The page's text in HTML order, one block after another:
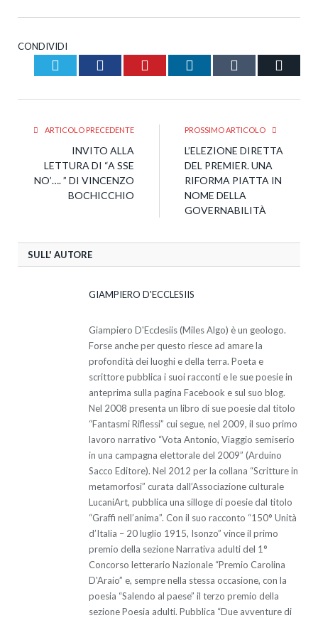
CONDIVIDI
Twitter Facebook Pinterest LinkedIn Tumblr
ARTICOLO PRECEDENTE
INVITO ALLA
LETTURA DI “A SSE
NO’…. ” DI VINCENZO
BOCHICCHIO
PROSSIMO ARTICOLO
L’ELEZIONE DIRETTA
DEL PREMIER. UNA
RIFORMA PIATTA IN
NOME DELLA
GOVERNABILITÀ
SULL' AUTORE
GIAMPIERO D'ECCLESIIS
Giampiero D'Ecclesiis (Miles Algo) è un geologo.
Forse anche per questo riesce ad amare la
profondità dei luoghi e della terra. Poeta e
scrittore pubblica i suoi racconti e le sue poesie in
anteprima sulla pagina Facebook e sul suo blog.
Nel 2008 presenta un libro di sue poesie dal titolo
“Fantasmi Riflessi” cui segue, nel 2009, il suo primo
lavoro narrativo “Vota Antonio, Viaggio semiserio
in una campagna elettorale del 2009” (Arduino
Sacco Editore). Nel 2012 per la collana “Scritture in
metamorfosi” curata dall’Associazione culturale
LucaniArt, pubblica una silloge di poesie dal titolo
“Graffi nell’anima”. Con il suo racconto “150° Unità
d’Italia – 20 luglio 1915, Isonzo” vince il primo
premio della sezione Narrativa adulti del 1°
Concorso letterario Nazionale “Premio Carolina
D'Araio” e, sempre nella stessa occasione, con la
poesia “Salendo al paese” il terzo premio della
sezione Poesia adulti. Pubblica “Due avventure di